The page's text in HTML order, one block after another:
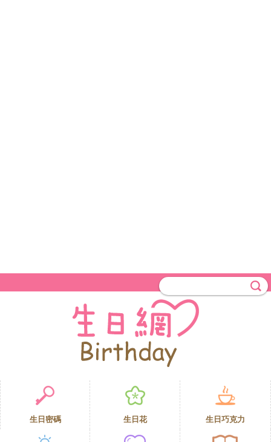
生日密碼 生日花 生日巧克力